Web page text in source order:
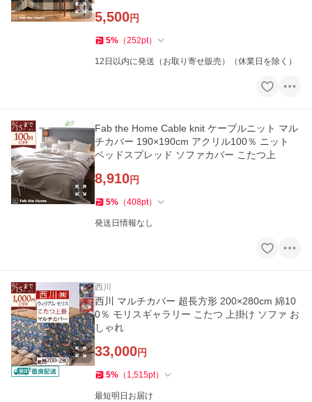
5,500円
5% （252pt）
12日以内に発送（お取り寄せ販売）（休業日を除く）
Fab the Home Cable knit ケーブルニット マル
チカバー 190×190cm アクリル100％ ニット
ベッドスプレッド ソファカバー こたつ上
8,910円
5% （408pt）
発送日情報なし
西川
西川 マルチカバー 超長方形 200×280cm 綿10
0％ モリスギャラリー こたつ 上掛け ソファ お
しゃれ
33,000円
5% （ 1,515pt）
最短明日お届け